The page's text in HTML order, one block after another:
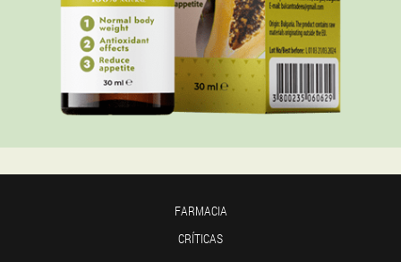
FARMACIA
CRÍTICAS